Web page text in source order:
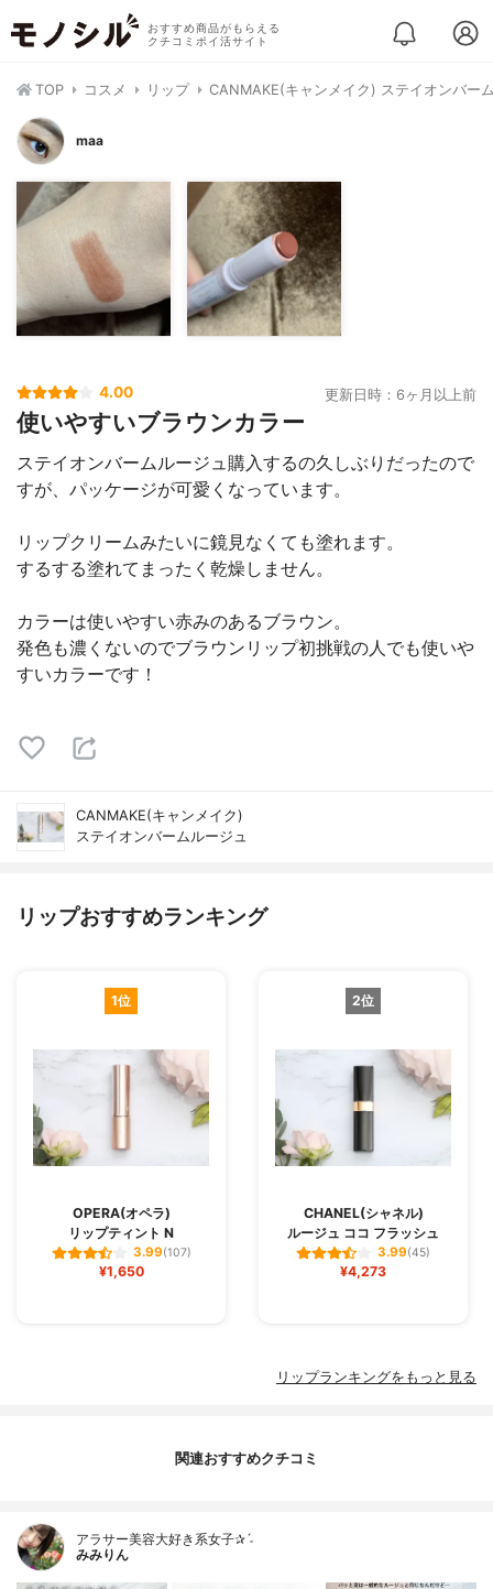
おすすめ商品がもらえる
クチコミポイ活サイト
TOP コスメ リップ CANMAKE(キャンメイク) ステイオンバー
maa
4.00 更新日時：6ヶ月以上前
使いやすいブラウンカラー
ステイオンバームルージュ購入するの久しぶりだったので
すが、パッケージが可愛くなっています。
リップクリームみたいに鏡見なくても塗れます。
するする塗れてまったく乾燥しません。
カラーは使いやすい赤みのあるブラウン。
発色も濃くないのでブラウンリップ初挑戦の人でも使いや
すいカラーです！
CANMAKE(キャンメイク)
ステイオンバームルージュ
リップおすすめランキング
1位
OPERA(オペラ)
リップティント N
3.99(107)
¥1,650
2位
CHANEL(シャネル)
ルージュ ココ フラッシュ
3.99(45)
¥4,273
リップランキングをもっと見る
関連おすすめクチコミ
アラサー美容大好き系女子✰ˊ˗
みみりん